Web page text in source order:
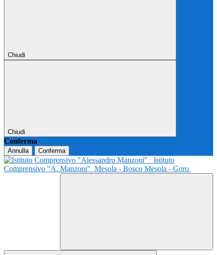
Chiudi
Chiudi
Conferma
Annulla Conferma
Istituto
Comprensivo "A. Manzoni" Mesola - Bosco Mesola - Goro